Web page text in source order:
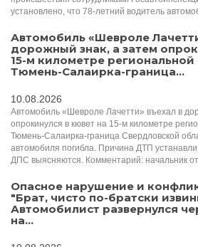
установлено, что 78-летний водитель
Автомобиль «Шевроле
дорожный знак, а затем
15-м километре
Тюмень-Салаирка-граница...
10.08.2026
Автомобиль «Шевроле Лачетти» въехал в
опрокинулся в кювет на 15-м километре
Тюмень-Салаирка-граница Свердловской
автомобиля погибла. Причина ДТП
ДПС выясняются. Комментарий: начальник
Опасное нарушение и
"Брат, чисто по-братски
Автомобилист развернулся
на...